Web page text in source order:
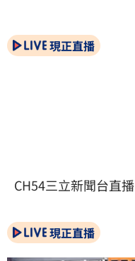
現正直播
CH54三立新聞台直播
現正直播